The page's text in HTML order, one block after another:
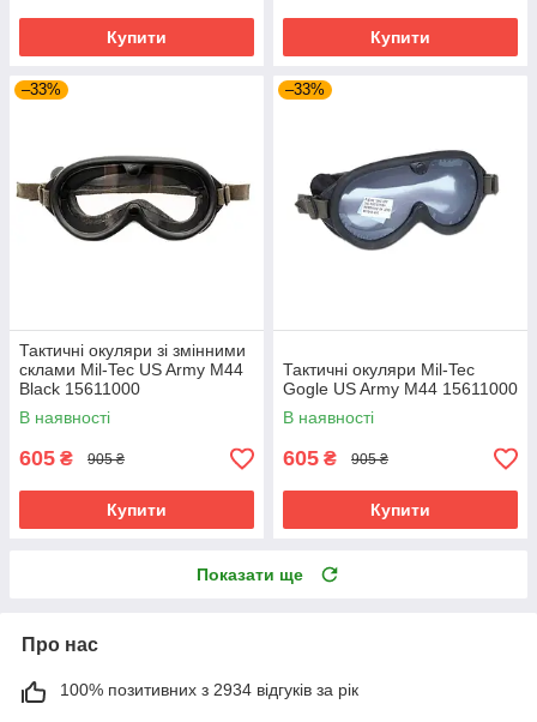
Купити Купити
–33%
Тактичні окуляри зі змінними
склами Mil-Tec US Army M44
Black 15611000
В наявності
605 ₴ 905 ₴
Купити
–33%
Тактичні окуляри Mil-Tec
Gogle US Army M44 15611000
В наявності
605 ₴ 905 ₴
Купити
Показати ще
Про нас
100% позитивних з 2934 відгуків за рік